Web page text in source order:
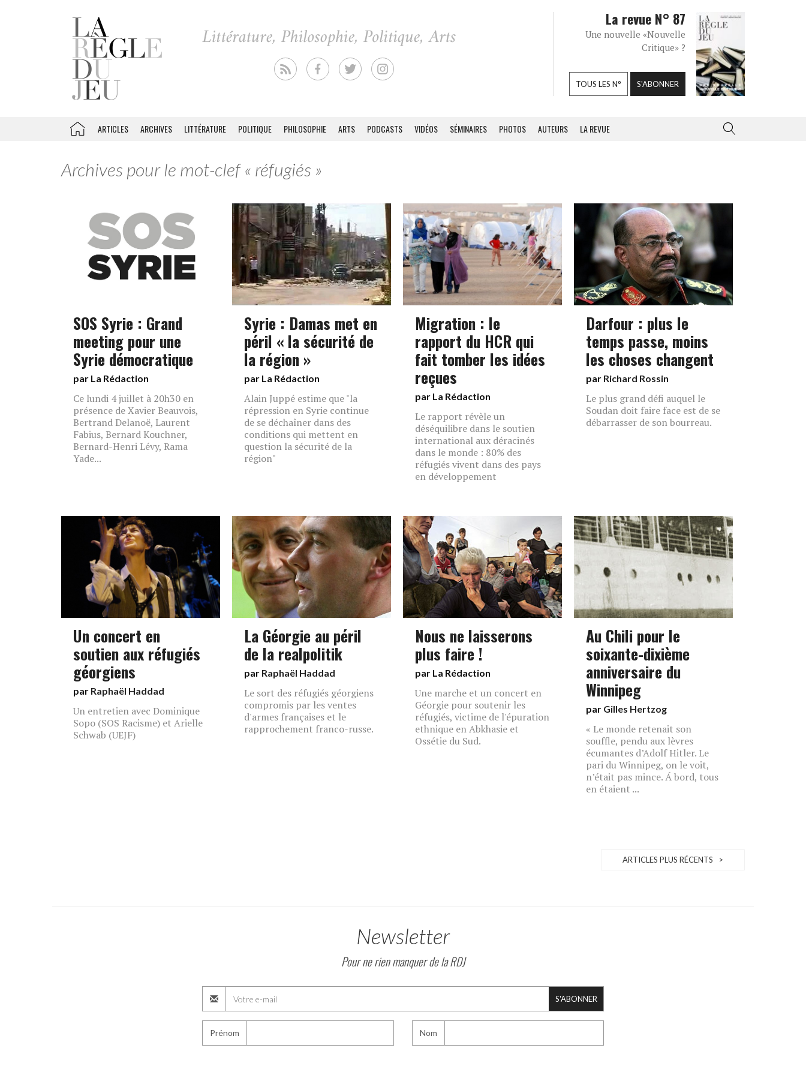
La revue N° 87
Une nouvelle «Nouvelle
Critique» ?
TOUS LES N° S'ABONNER
ARTICLES ARCHIVES LITTÉRATURE POLITIQUE PHILOSOPHIE ARTS PODCASTS VIDÉOS SÉMINAIRES PHOTOS AUTEURS LA REVUE
Archives pour le mot-clef « réfugiés »
SOS Syrie : Grand
meeting pour une
Syrie démocratique
par La Rédaction
Ce lundi 4 juillet à 20h30 en
présence de Xavier Beauvois,
Bertrand Delanoë, Laurent
Fabius, Bernard Kouchner,
Bernard-Henri Lévy, Rama
Yade...
Syrie : Damas met en
péril « la sécurité de
la région »
par La Rédaction
Alain Juppé estime que "la
répression en Syrie continue
de se déchaîner dans des
conditions qui mettent en
question la sécurité de la
région"
Migration : le
rapport du HCR qui
fait tomber les idées
reçues
par La Rédaction
Le rapport révèle un
déséquilibre dans le soutien
international aux déracinés
dans le monde : 80% des
réfugiés vivent dans des pays
en développement
Darfour : plus le
temps passe, moins
les choses changent
par Richard Rossin
Le plus grand défi auquel le
Soudan doit faire face est de se
débarrasser de son bourreau.
Un concert en
soutien aux réfugiés
géorgiens
par Raphaël Haddad
Un entretien avec Dominique
Sopo (SOS Racisme) et Arielle
Schwab (UEJF)
La Géorgie au péril
de la realpolitik
par Raphaël Haddad
Le sort des réfugiés géorgiens
compromis par les ventes
d'armes françaises et le
rapprochement franco-russe.
Nous ne laisserons
plus faire !
par La Rédaction
Une marche et un concert en
Géorgie pour soutenir les
réfugiés, victime de l'épuration
ethnique en Abkhasie et
Ossétie du Sud.
Au Chili pour le
soixante-dixième
anniversaire du
Winnipeg
par Gilles Hertzog
« Le monde retenait son
souffle, pendu aux lèvres
écumantes d’Adolf Hitler. Le
pari du Winnipeg, on le voit,
n’était pas mince. Á bord, tous
en étaient ...
ARTICLES PLUS RÉCENTS >
Newsletter
Pour ne rien manquer de la RDJ
S'ABONNER
Prénom Nom